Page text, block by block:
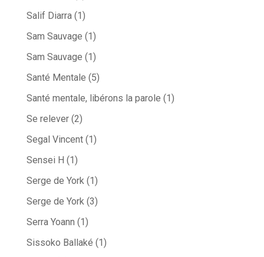
Salif Diarra(1)
Sam Sauvage (1)
Sam Sauvage (1)
Santé Mentale (5)
Santé mentale, libérons la parole (1)
Se relever(2)
Segal Vincent(1)
Sensei H (1)
Serge de York(1)
Serge de York(3)
Serra Yoann (1)
Sissoko Ballaké (1)